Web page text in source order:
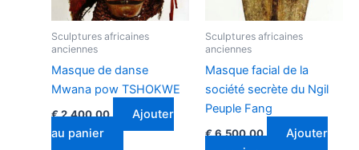
Sculptures africaines
anciennes​
Masque de danse
Mwana pow TSHOKWE
€2.400.00
Ajouter
au panier
Sculptures africaines
anciennes​
Masque facial de la
société secrète du Ngil
Peuple Fang
€6.500.00
Ajouter